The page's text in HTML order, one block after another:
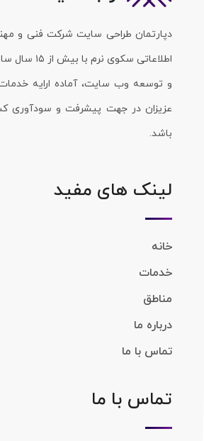
دپارتمان طراحی سایت شرکت فنی و
اطلاعاتی سکوی
و توسعه وب سایت، آماده ارایه
عزیزان در جهت پیشرفت و سودآوری
باشد.
لینک های مفید
خانه
خدمات
مناطق
درباره ما
تماس با ما
تماس با ما